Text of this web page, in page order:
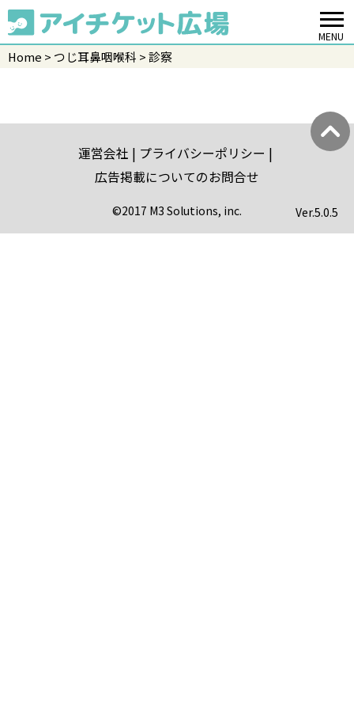
MENU
Home つじ耳鼻咽喉科 診察
運営会社
プライバシーポリシー
広告掲載についてのお問合せ
©2017 M3 Solutions, inc. Ver.5.0.5